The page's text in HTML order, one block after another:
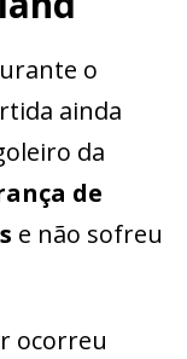
o
ainda
da
de
e não sofreu
ocorreu